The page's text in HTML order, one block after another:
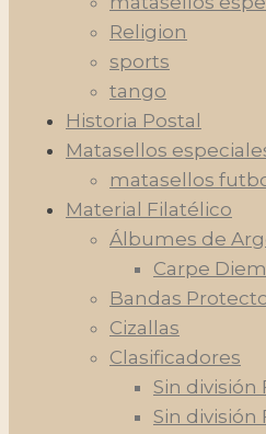
Religion
sports
tango
Historia Postal
Matasellos
matasellos
Material Filatélico
Álbumes de
Carpe Diem
Bandas
Cizallas
Clasificadores
Sin división
Sin división